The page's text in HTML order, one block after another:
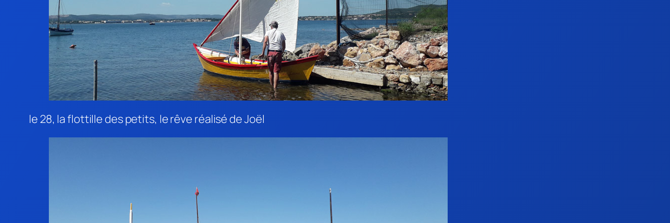
le 28, la flottille des petits, le rêve réalisé de Joël